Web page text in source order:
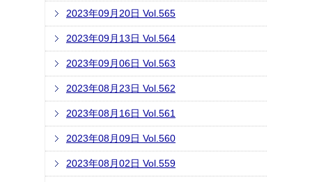
2023年09月20日 Vol.565
2023年09月13日 Vol.564
2023年09月06日 Vol.563
2023年08月23日 Vol.562
2023年08月16日 Vol.561
2023年08月09日 Vol.560
2023年08月02日 Vol.559